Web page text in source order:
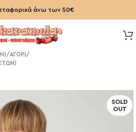
άνω των 50€
/ΑΓΟΡΙ /
SOLD
OUT